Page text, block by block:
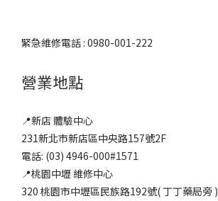
緊急維修電話 : 0980-001-222
營業地點
📍新店 體驗中心
231新北市新店區中央路157號2F
電話: (03) 4946-000#1571
📍桃園中壢 維修中心
320 桃園市中壢區民族路192號( 丁丁藥局旁 )